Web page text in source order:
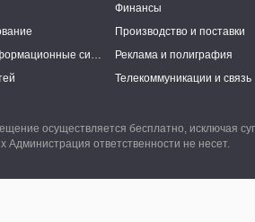
Финансы
Производство и поставки
Справочно-информационные системы Реклама и полиграфия
Телекоммуникации и связь
осуществляется бесплатно, исключая
Администрация ответственности не несет.